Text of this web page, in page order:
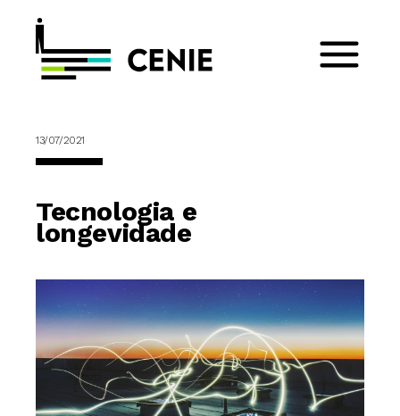
13/07/2021
Tecnologia e
longevidade